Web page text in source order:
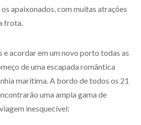
apaixonados, com muitas atrações
frota.
e acordar em um novo porto todas as
de uma escapada romântica
marítima. A bordo de todos os 21
uma ampla gama de
inesquecível: